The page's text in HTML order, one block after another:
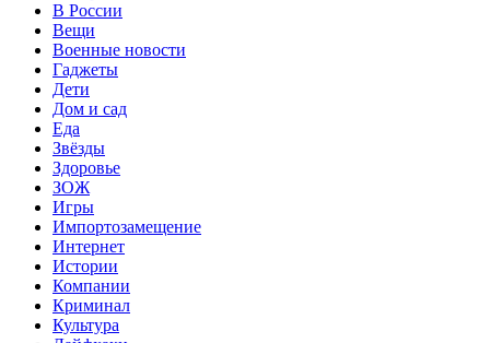
В России
Вещи
Военные новости
Гаджеты
Дети
Дом и сад
Еда
Звёзды
Здоровье
ЗОЖ
Игры
Импортозамещение
Интернет
Истории
Компании
Криминал
Культура